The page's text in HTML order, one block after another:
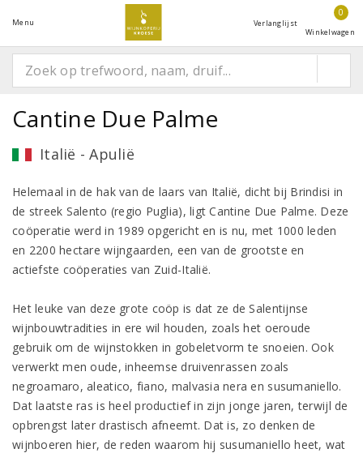
Menu Verlanglijst
0
Winkelwagen
Cantine Due Palme
Italië - Apulië
Helemaal in de hak van de laars van Italië, dicht bij Brindisi in
de streek Salento (regio Puglia), ligt Cantine Due Palme. Deze
coöperatie werd in 1989 opgericht en is nu, met 1000 leden
en 2200 hectare wijngaarden, een van de grootste en
actiefste coöperaties van Zuid-Italië.
Het leuke van deze grote coöp is dat ze de Salentijnse
wijnbouwtradities in ere wil houden, zoals het oeroude
gebruik om de wijnstokken in gobeletvorm te snoeien. Ook
verwerkt men oude, inheemse druivenrassen zoals
negroamaro, aleatico, fiano, malvasia nera en susumaniello.
Dat laatste ras is heel productief in zijn jonge jaren, terwijl de
opbrengst later drastisch afneemt. Dat is, zo denken de
wijnboeren hier, de reden waarom hij susumaniello heet, wat